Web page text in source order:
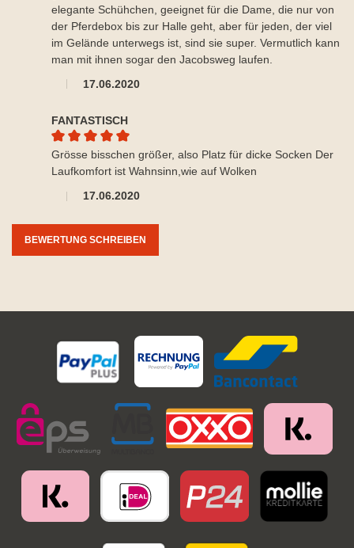
17.06.2020
elegante Schühchen, geeignet für die Dame, die nur von
der Pferdebox bis zur Halle geht, aber für jeden, der viel
im Gelände unterwegs ist, sind sie super. Vermutlich kann
man mit ihnen sogar den Jacobsweg laufen.
FANTASTISCH
Durchschnittliche Bewertung von 5 von 5 Sternen
17.06.2020
Grösse bisschen größer, also Platz für dicke Socken Der
Laufkomfort ist Wahnsinn,wie auf Wolken
BEWERTUNG SCHREIBEN